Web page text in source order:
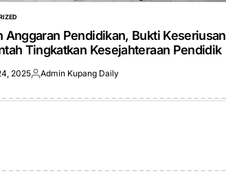
Anggaran Pendidikan, Bukti Keseriusan
Tingkatkan Kesejahteraan Pendidik
2025Posted
Admin Kupang Daily